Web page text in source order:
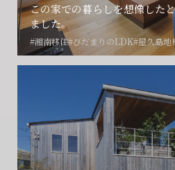
この家での暮らしを想像した
ました。
#湘南移住#ひだまりのLDK#屋久島地